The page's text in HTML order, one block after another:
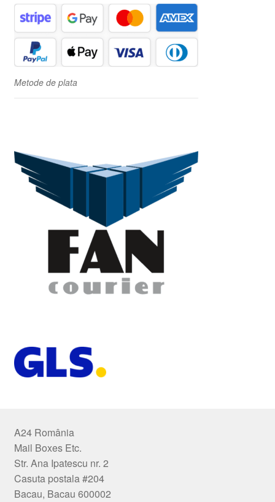
Metode de plata
A24 România
Mail Boxes Etc.
Str. Ana Ipatescu nr. 2
Casuta postala #204
Bacau, Bacau 600002